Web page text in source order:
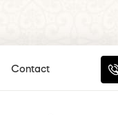
Contact